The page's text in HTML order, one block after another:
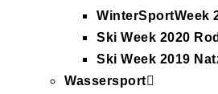
WinterSportWeek
Ski Week 2020
Ski Week 2019
Wassersport